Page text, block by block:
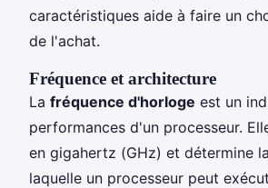
caractéristiques aide à faire un
de l'achat.
Fréquence et architecture
La fréquence d'horloge est un
performances d'un processeur.
en gigahertz (GHz) et détermine
laquelle un processeur peut